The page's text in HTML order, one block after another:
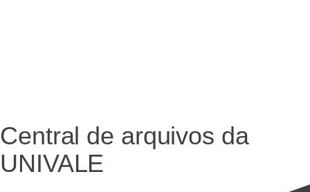
Central de arquivos da
UNIVALE